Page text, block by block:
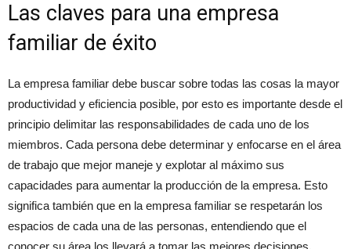
Las claves para una empresa
familiar de éxito
La empresa familiar debe buscar sobre todas las cosas la mayor
productividad y eficiencia posible, por esto es importante desde el
principio delimitar las responsabilidades de cada uno de los
miembros. Cada persona debe determinar y enfocarse en el área
de trabajo que mejor maneje y explotar al máximo sus
capacidades para aumentar la producción de la empresa. Esto
significa también que en la empresa familiar se respetarán los
espacios de cada una de las personas, entendiendo que el